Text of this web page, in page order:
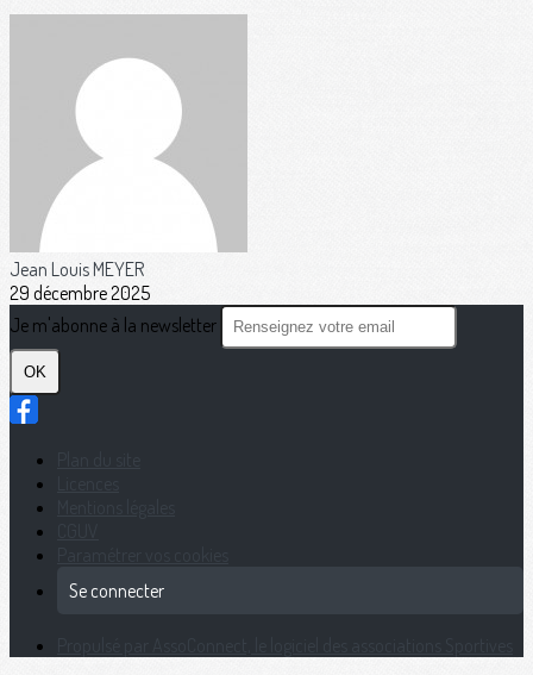
Jean Louis MEYER
29 décembre 2025
Je m'abonne à la newsletter
OK
Se connecter